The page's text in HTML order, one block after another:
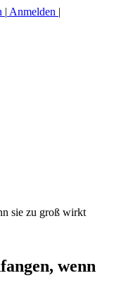
| Anmelden |
sie zu groß wirkt
wenn